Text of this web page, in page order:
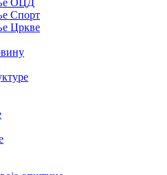
Спорт
Цркве